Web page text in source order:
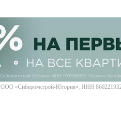
ООО «Сибпромстрой-Югория», ИНН